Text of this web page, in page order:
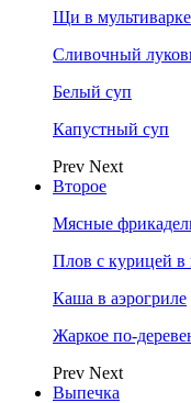
Щи в мультиварке
Сливочный
Белый суп
Капустный суп
Prev Next
Второе
Мясные
Плов с курицей в
Каша в аэрогриле
Жаркое по-
Prev Next
Выпечка